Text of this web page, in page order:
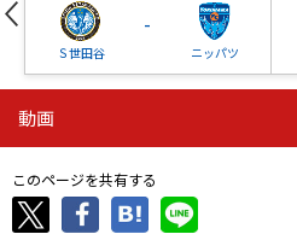
Ｓ世田谷
-
ニッパツ
ニッパツ
ニッパツ
-
動画
このページを共有する